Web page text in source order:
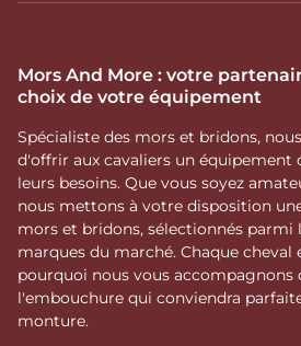
Mors And More : votre
choix de votre équipement
Spécialiste des mors et bridons,
d'offrir aux cavaliers un équipement
leurs besoins. Que vous soyez
nous mettons à votre disposition
mors et bridons, sélectionnés parmi
marques du marché. Chaque cheval
pourquoi nous vous accompagnons
l'embouchure qui conviendra
monture.